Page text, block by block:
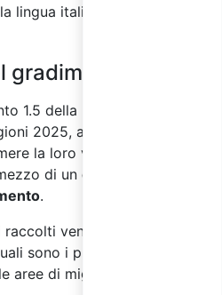
lingua italiana sia in forma
1.5 della parte IV
2025, ai partecipanti
la loro valutazione sulla
di un questionario di
.
vengono analizzati
sono i processi che
aree di miglioramento su